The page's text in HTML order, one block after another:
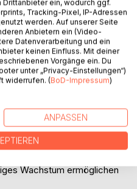
dabei ausgeleuchtet.
in Hohenlohe
im Heilbronner
Lebenserfahrungen,
sowohl Abgründe
auch ihre möglichen
geblieben. So kann er
den Lesern in Gänze
einlassen, werden zu
so einer ganzheitlichen,
Wachstum ermöglichen
ein, wodurch ggf.
Tracking-Pixel, IP-Adressen
werden. Auf unserer Seite
Anbietern ein (Video-
Datenverarbeitung und ein
keinen Einfluss. Mit deiner
Vorgänge ein. Du
unter „Privacy-Einstellungen“)
widerrufen. (BoD-Impressum)
ANPASSEN